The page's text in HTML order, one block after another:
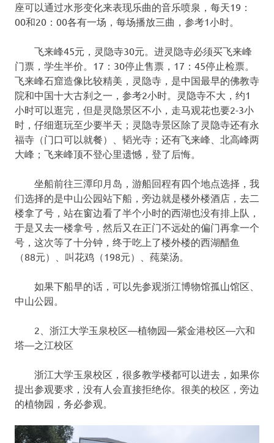
座可以通过水形变化来表现乐曲的音乐喷泉，每天19：
00和20：00各有一场，每场播放三曲，参考1小时。
飞来峰45元，灵隐寺30元。进灵隐寺必须买飞来峰
门票，学生半价。17：30停止售票，17：45停止检票。
飞来峰石窟造像比较精美，灵隐寺，是中国最早的佛教寺
院和中国十大古刹之一，参考2小时。灵隐寺不大，约1
小时可以逛完，但是灵隐景区不小，走马观花也要2-3小
时，仔细逛玩至少要半天；灵隐寺景区除了灵隐寺还有永
福寺（门口可以就餐）、韬光寺；还有飞来峰、北高峰两
大峰；飞来峰顶不登心里遗憾，登了后悔。
坐船前往三潭印月岛，游船回程有四个地点选择，我
们选择的是中山公园站下船，旁边就是楼外楼酒店，去二
楼拿了号，站在窗边看了半个小时的西湖也没有排上队，
于是又去一楼拿号，然后又在正门不远处的偏门再拿一个
号，这次等了十分钟，终于吃上了楼外楼的西湖醋鱼
（88元）、叫花鸡（198元）、莼菜汤。
如果下船早的话，可以先参观浙江博物馆孤山馆区、
中山公园。
2、浙江大学玉泉校区—植物园—紫金港校区—六和
塔—之江校区
浙江大学玉泉校区，很多教学楼都可以进去，如果你
提出参观要求，没有人会直接拒绝你。很美的校区，旁边
的植物园，务必参观。